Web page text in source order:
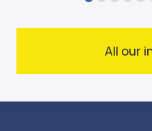
All our